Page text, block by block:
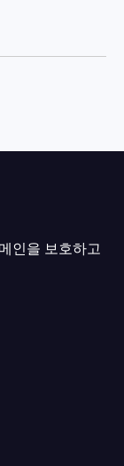
인을 보호하고